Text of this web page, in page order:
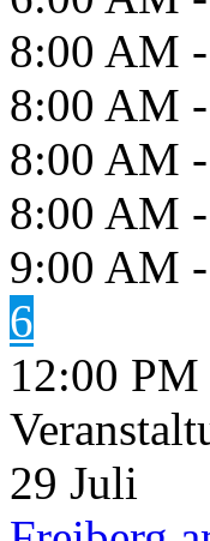
8:00 AM -
8:00 AM -
8:00 AM -
8:00 AM -
9:00 AM -
6
12:00 PM
29 Juli